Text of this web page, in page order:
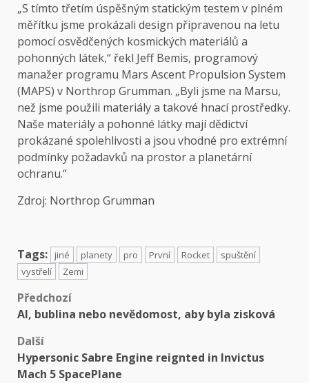
„S tímto třetím úspěšným statickým testem v plném
měřítku jsme prokázali design připravenou na letu
pomocí osvědčených kosmických materiálů a
pohonných látek,“ řekl Jeff Bemis, programový
manažer programu Mars Ascent Propulsion System
(MAPS) v Northrop Grumman. „Byli jsme na Marsu,
než jsme použili materiály a takové hnací prostředky.
Naše materiály a pohonné látky mají dědictví
prokázané spolehlivosti a jsou vhodné pro extrémní
podmínky požadavků na prostor a planetární
ochranu.“
Zdroj: Northrop Grumman
Tags: jiné planety pro První Rocket
spuštění
vystřelí
Zemi
Předchozí
AI, bublina nebo nevědomost, aby byla zisková
Další
Hypersonic Sabre Engine reignted in Invictus
Mach 5 SpacePlane